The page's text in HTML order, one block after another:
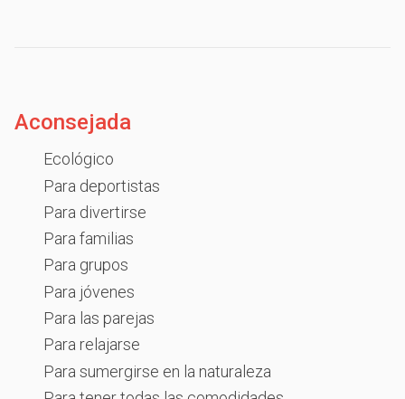
Aconsejada
Ecológico
Para deportistas
Para divertirse
Para familias
Para grupos
Para jóvenes
Para las parejas
Para relajarse
Para sumergirse en la naturaleza